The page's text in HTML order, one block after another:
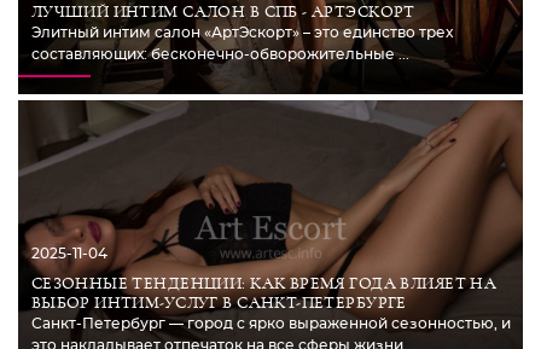
ЛУЧШИЙ ИНТИМ САЛОН В СПБ - АРТЭСКОРТ
Элитный интим салон «АртЭскорт» – это единство трех
составляющих: бесконечно-обворожительные ...
2025-11-04
СЕЗОННЫЕ ТЕНДЕНЦИИ: КАК ВРЕМЯ ГОДА ВЛИЯЕТ НА
ВЫБОР ИНТИМ-УСЛУГ В САНКТ-ПЕТЕРБУРГЕ
Санкт-Петербург — город с ярко выраженной сезонностью, и
это накладывает отпечаток на все сферы жизни, ...